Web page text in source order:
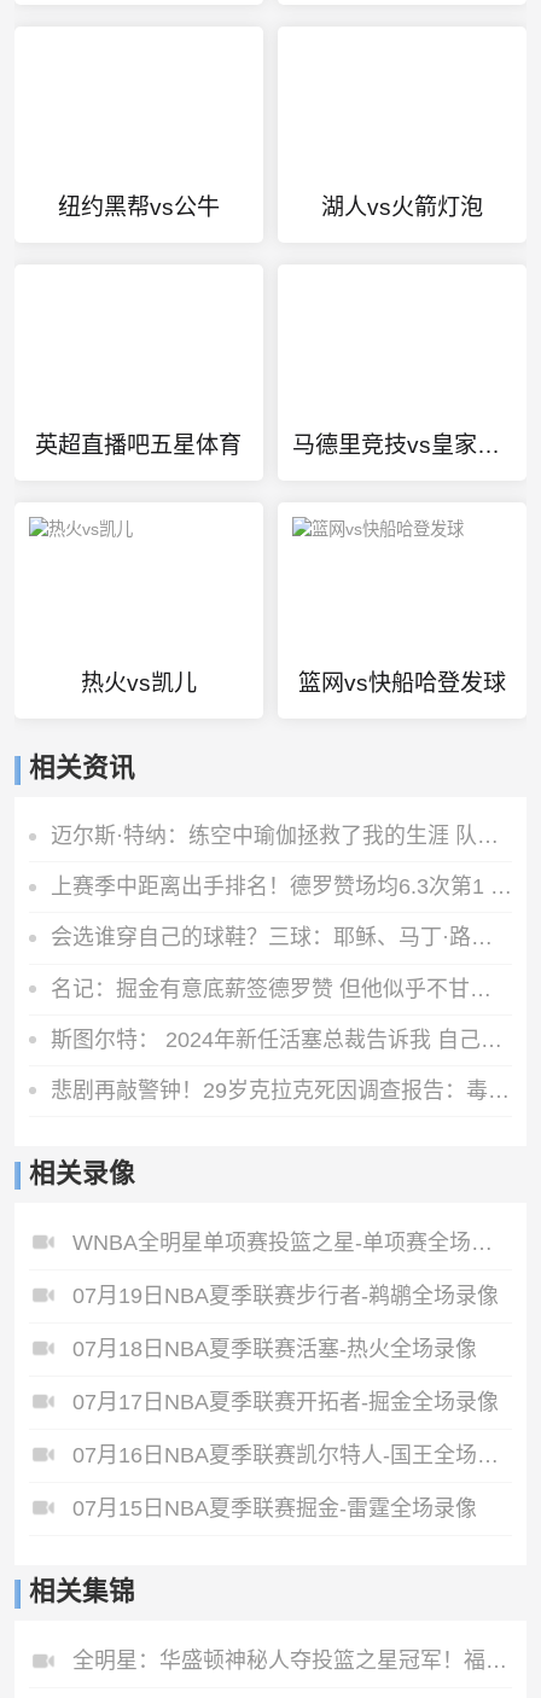
纽约黑帮vs公牛 湖人vs火箭灯泡
英超直播吧五星体育 马德里竞技vs皇家马德里比分预测
热火vs凯儿 篮网vs快船哈登发球
相关资讯
迈尔斯·特纳：练空中瑜伽拯救了我的生涯 队友还会调侃我练这个
上赛季中距离出手排名！德罗赞场均6.3次第1 KD第2 英格拉姆第3
会选谁穿自己的球鞋？三球：耶稣、马丁·路德·金、马尔科姆·X
名记：掘金有意底薪签德罗赞 但他似乎不甘心只拿底薪合同
斯图尔特： 2024年新任活塞总裁告诉我 自己可能成为交易筹码
悲剧再敲警钟！29岁克拉克死因调查报告：毒品吸食过量致死
相关录像
WNBA全明星单项赛投篮之星-单项赛全场录像
07月19日NBA夏季联赛步行者-鹈鹕全场录像
07月18日NBA夏季联赛活塞-热火全场录像
07月17日NBA夏季联赛开拓者-掘金全场录像
07月16日NBA夏季联赛凯尔特人-国王全场录像
07月15日NBA夏季联赛掘金-雷霆全场录像
相关集锦
全明星：华盛顿神秘人夺投篮之星冠军！福德夺得三分大赛冠军！